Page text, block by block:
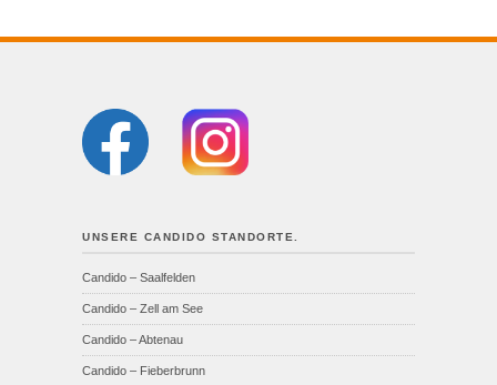
UNSERE CANDIDO STANDORTE.
Candido – Saalfelden
Candido – Zell am See
Candido – Abtenau
Candido – Fieberbrunn